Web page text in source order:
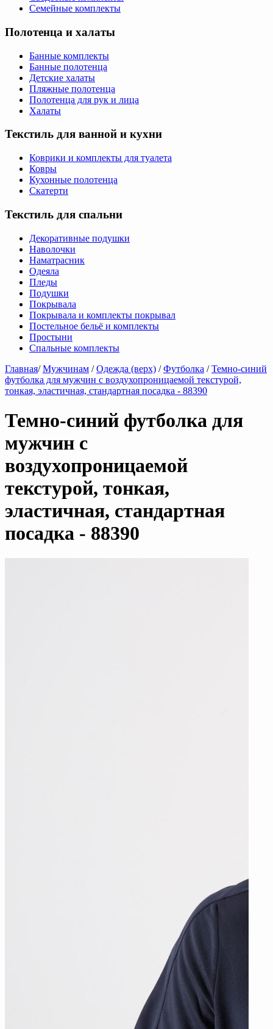
Семейные комплекты
Полотенца и халаты
Банные комплекты
Банные полотенца
Детские халаты
Пляжные полотенца
Полотенца для рук и лица
Халаты
Текстиль для ванной и кухни
Коврики и комплекты для туалета
Ковры
Кухонные полотенца
Скатерти
Текстиль для спальни
Декоративные подушки
Наволочки
Наматрасник
Одеяла
Пледы
Подушки
Покрывала
Покрывала и комплекты покрывал
Постельное бельё и комплекты
Простыни
Спальные комплекты
Главная/ Мужчинам / Одежда (верх) / Футболка / Темно-синий
футболка для мужчин с воздухопроницаемой текстурой,
тонкая, эластичная, стандартная посадка - 88390
Темно-синий футболка для
мужчин с
воздухопроницаемой
текстурой, тонкая,
эластичная, стандартная
посадка - 88390